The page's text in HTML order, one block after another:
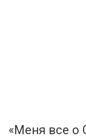
«Меня все о